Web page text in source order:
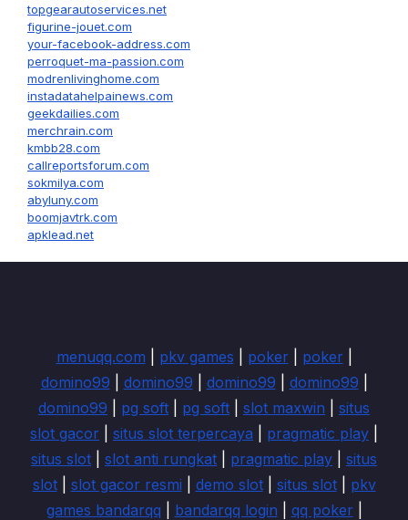
topgearautoservices.net
figurine-jouet.com
your-facebook-address.com
perroquet-ma-passion.com
modrenlivinghome.com
instadatahelpainews.com
geekdailies.com
merchrain.com
kmbb28.com
callreportsforum.com
sokmilya.com
abyluny.com
boomjavtrk.com
apklead.net
menuqq.com pkv games poker| poker|
domino99
domino99 domino99 domino99
domino99
pg soft pg soft slot maxwin
situs
slot gacor
situs slot terpercaya pragmatic play
situs slot
slot anti rungkat pragmatic play
situs
slot| slot gacor resmi demo slot| situs slot| pkv
games bandarqq
bandarqq login qq poker|